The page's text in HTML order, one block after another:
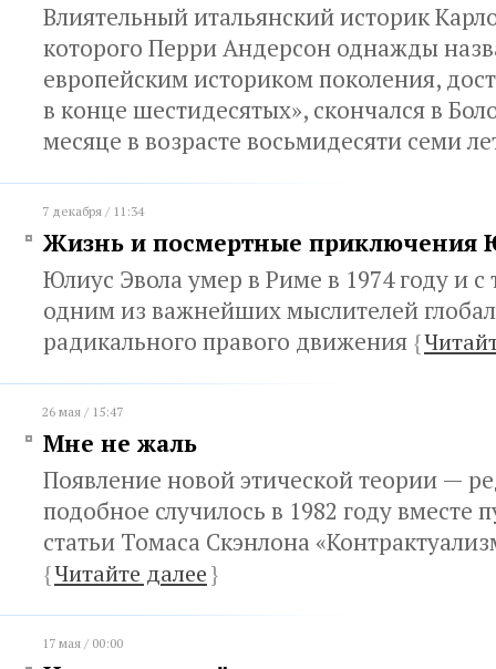
Влиятельный итальянский историк
которого Перри Андерсон однажды
европейским историком поколения,
в конце шестидесятых», скончался в
месяце в возрасте восьмидесяти семи
7 декабря / 11:34
Жизнь и посмертные приключения
Юлиус Эвола умер в Риме в 1974 году и с
одним из важнейших мыслителей
радикального правого движения {
26 мая / 15:47
Мне не жаль
Появление новой этической теории —
подобное случилось в 1982 году вместе
статьи Томаса Скэнлона
{Читайте далее}
17 мая / 00:00